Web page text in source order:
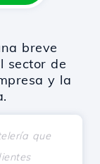
breve
sector de
y la